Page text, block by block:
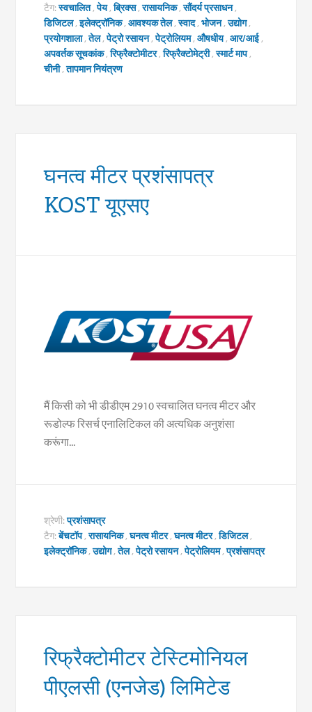
टैग:स्वचालित,पेय,ब्रिक्स,रासायनिक,सौंदर्य प्रसाधन,
डिजिटल,इलेक्ट्रॉनिक,आवश्यक तेल,स्वाद,भोजन,उद्योग,
प्रयोगशाला,तेल,पेट्रो रसायन,पेट्रोलियम,औषधीय,आर/आई,
अपवर्तक सूचकांक,रिफ्रैक्टोमीटर,रिफ्रैक्टोमेट्री,स्मार्ट माप,
चीनी,तापमान नियंत्रण
घनत्व मीटर प्रशंसापत्र
KOST यूएसए
मैं किसी को भी डीडीएम 2910 स्वचालित घनत्व मीटर और
रूडोल्फ रिसर्च एनालिटिकल की अत्यधिक अनुशंसा
करूंगा...
श्रेणी:प्रशंसापत्र
टैग:बेंचटॉप,रासायनिक,घनत्व मीटर,घनत्व मीटर,डिजिटल,
इलेक्ट्रॉनिक,उद्योग,तेल,पेट्रो रसायन,पेट्रोलियम,प्रशंसापत्र
रिफ्रैक्टोमीटर टेस्टिमोनियल
पीएलसी (एनजेड) लिमिटेड